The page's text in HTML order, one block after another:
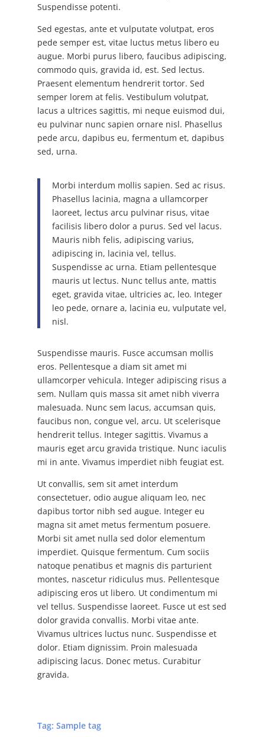
Suspendisse potenti.
Sed egestas, ante et vulputate volutpat, eros
pede semper est, vitae luctus metus libero eu
augue. Morbi purus libero, faucibus adipiscing,
commodo quis, gravida id, est. Sed lectus.
Praesent elementum hendrerit tortor. Sed
semper lorem at felis. Vestibulum volutpat,
lacus a ultrices sagittis, mi neque euismod dui,
eu pulvinar nunc sapien ornare nisl. Phasellus
pede arcu, dapibus eu, fermentum et, dapibus
sed, urna.
Morbi interdum mollis sapien. Sed ac risus.
Phasellus lacinia, magna a ullamcorper
laoreet, lectus arcu pulvinar risus, vitae
facilisis libero dolor a purus. Sed vel lacus.
Mauris nibh felis, adipiscing varius,
adipiscing in, lacinia vel, tellus.
Suspendisse ac urna. Etiam pellentesque
mauris ut lectus. Nunc tellus ante, mattis
eget, gravida vitae, ultricies ac, leo. Integer
leo pede, ornare a, lacinia eu, vulputate vel,
nisl.
Suspendisse mauris. Fusce accumsan mollis
eros. Pellentesque a diam sit amet mi
ullamcorper vehicula. Integer adipiscing risus a
sem. Nullam quis massa sit amet nibh viverra
malesuada. Nunc sem lacus, accumsan quis,
faucibus non, congue vel, arcu. Ut scelerisque
hendrerit tellus. Integer sagittis. Vivamus a
mauris eget arcu gravida tristique. Nunc iaculis
mi in ante. Vivamus imperdiet nibh feugiat est.
Ut convallis, sem sit amet interdum
consectetuer, odio augue aliquam leo, nec
dapibus tortor nibh sed augue. Integer eu
magna sit amet metus fermentum posuere.
Morbi sit amet nulla sed dolor elementum
imperdiet. Quisque fermentum. Cum sociis
natoque penatibus et magnis dis parturient
montes, nascetur ridiculus mus. Pellentesque
adipiscing eros ut libero. Ut condimentum mi
vel tellus. Suspendisse laoreet. Fusce ut est sed
dolor gravida convallis. Morbi vitae ante.
Vivamus ultrices luctus nunc. Suspendisse et
dolor. Etiam dignissim. Proin malesuada
adipiscing lacus. Donec metus. Curabitur
gravida.
Tag: Sample tag